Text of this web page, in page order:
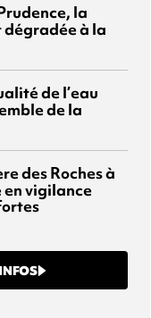
la
à la
de l’eau
de la
des Roches à
vigilance